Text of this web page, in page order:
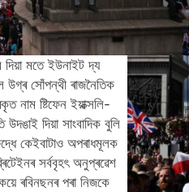
দিয়া মতে ইউনাইট দ্য
উগ্ৰ সোঁপন্থী ৰাজনৈতিক
নাম ষ্টিফেন ইয়াক্সলি-
দিয়া সাংবাদিক বুলি
কেইবাটাও অপৰাধমূলক
সৰ্ববৃহৎ অনুপ্ৰৱেশ
ৰবিনছনৰ পৰা নিজকে